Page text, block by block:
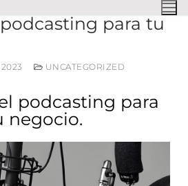
para tu
UNCATEGORIZED
podcasting para
negocio.